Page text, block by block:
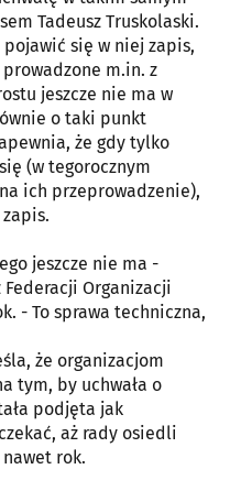
Tadeusz Truskolaski.
pojawić się w niej zapis,
m.in. z
jeszcze nie ma w
o taki punkt
że gdy tylko
(w tegorocznym
ich przeprowadzenie),
jeszcze nie ma -
Organizacji
- To sprawa techniczna,
że organizacjom
tym, by uchwała o
podjęta jak
aż rady osiedli
rok.